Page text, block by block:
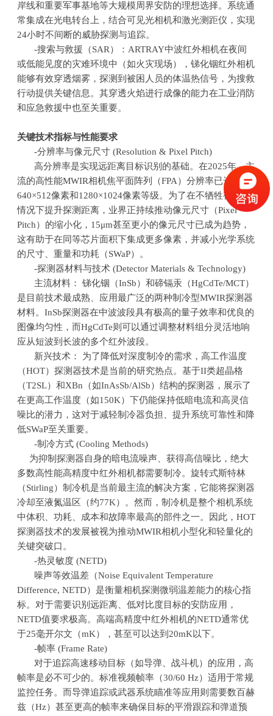
岸线和重要军事基地等大规模周界安防的理想选择。系统通
常集成在光电转台上，结合可见光相机和激光测距仪，实现
24小时不间断的威胁探测与追踪。
-搜索与救援（SAR）：ARTRAY中波红外相机在夜间
或低能见度的灾难环境中（如火灾现场），锑化铟红外相机
能够有效穿透烟雾，探测到被困人员的体温热信号，为搜救
行动提供关键信息。其穿透火焰进行成像的能力在工业消防
和应急救援中也至关重要。
关键技术指标与性能要求
-分辨率与像元尺寸 (Resolution & Pixel Pitch)
高分辨率是实现远距离目标识别的基础。在2025年，主
流的高性能MWIR相机焦平面阵列（FPA）分辨率已达到
640×512像素和1280×1024像素等级。为了在不牺牲视场的
情况下提升探测距离，业界正持续推动像元尺寸（Pixel
Pitch）的缩小化， 15μm甚至更小的像元尺寸已成为趋势，
这有助于在同等芯片面积下集成更多像素，并减小光学系统
的尺寸、重量和功耗（SWaP）。
-探测器材料与技术 (Detector Materials & Technology)
主流材料： 锑化铟（InSb）和碲镉汞（HgCdTe/MCT）
是目前技术最成熟、应用最广泛的两种制冷型MWIR探测器
材料。InSb探测器在中波波段具有极高的量子效率和优良的
图像均匀性，而HgCdTe则可以通过调整材料组分灵活地响
应从短波到长波的多个红外波段。
新兴技术： 为了降低对深度制冷的需求，高工作温度
（HOT）探测器技术是当前的研究热点。基于II类超晶格
（T2SL）和XBn （如InAsSb/AlSb）结构的探测器，展示了
在更高工作温度（如150K）下仍能保持低暗电流和高灵信
噪比的潜力，这对于减轻制冷器负担、提升系统可靠性和降
低SWaP至关重要。
-制冷方式 (Cooling Methods)
为抑制探测器自身的暗电流噪声、获得高信噪比，绝大
多数高性能高精度中红外相机都需要制冷。旋转式斯特林
（Stirling）制冷机是当前最主流的解决方案，它能将探测器
冷却至液氮温区（约77K）。然而，制冷机是整个相机系统
中体积、功耗、成本和故障率最高的部件之一。因此，HOT
探测器技术的发展被视为推动MWIR相机小型化和轻量化的
关键突破口。
-热灵敏度 (NETD)
噪声等效温差（Noise Equivalent Temperature
Difference, NETD）是衡量相机探测微弱温差能力的核心指
标。对于需要识别远距离、低对比度目标的安防应用，
NETD值要求极高。高端高精度中红外相机的NETD通常优
于25毫开尔文（mK），甚至可以达到20mK以下。
-帧率 (Frame Rate)
对于追踪高速移动目标（如导弹、战斗机）的应用，高
帧率是必不可少的。标准视频帧率（30/60 Hz）适用于常规
监控任务。而导弹追踪或武器系统瞄准等应用则需要数百赫
兹（Hz）甚至更高的帧率来确保目标的平滑跟踪和弹道预